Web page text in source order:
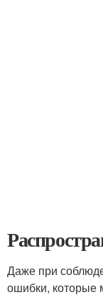
Даже при
ошибки, которые